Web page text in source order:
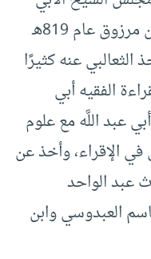
وأجازه. ثم قدم تونس الشيخ ابن مرزوق عام 819هـ
الثعالبي عنه كثيرًا
الفقيه أبي
عبد اللَّه مع علوم
في الإقراء، وأخذ عن
عبد الواحد
العبدوسي وابن